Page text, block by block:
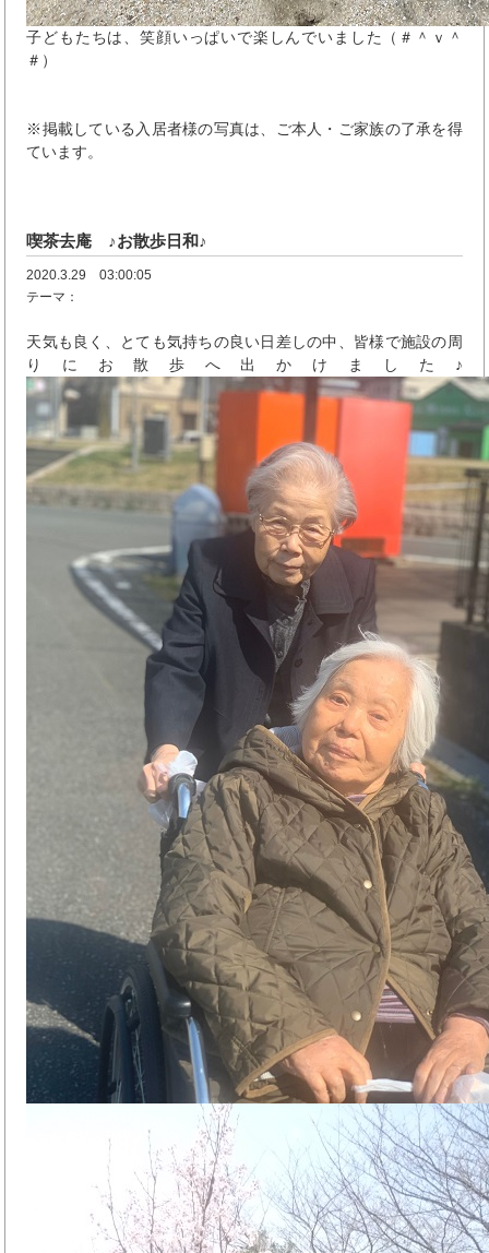
子どもたちは、笑顔いっぱいで楽しんでいました（＃＾ｖ＾
＃）
※掲載している入居者様の写真は、ご本人・ご家族の了承を得
ています。
喫茶去庵 ♪お散歩日和♪
2020.3.29 03:00:05
テーマ：
天気も良く、とても気持ちの良い日差しの中、皆様で施設の周
りにお散歩へ出かけました♪